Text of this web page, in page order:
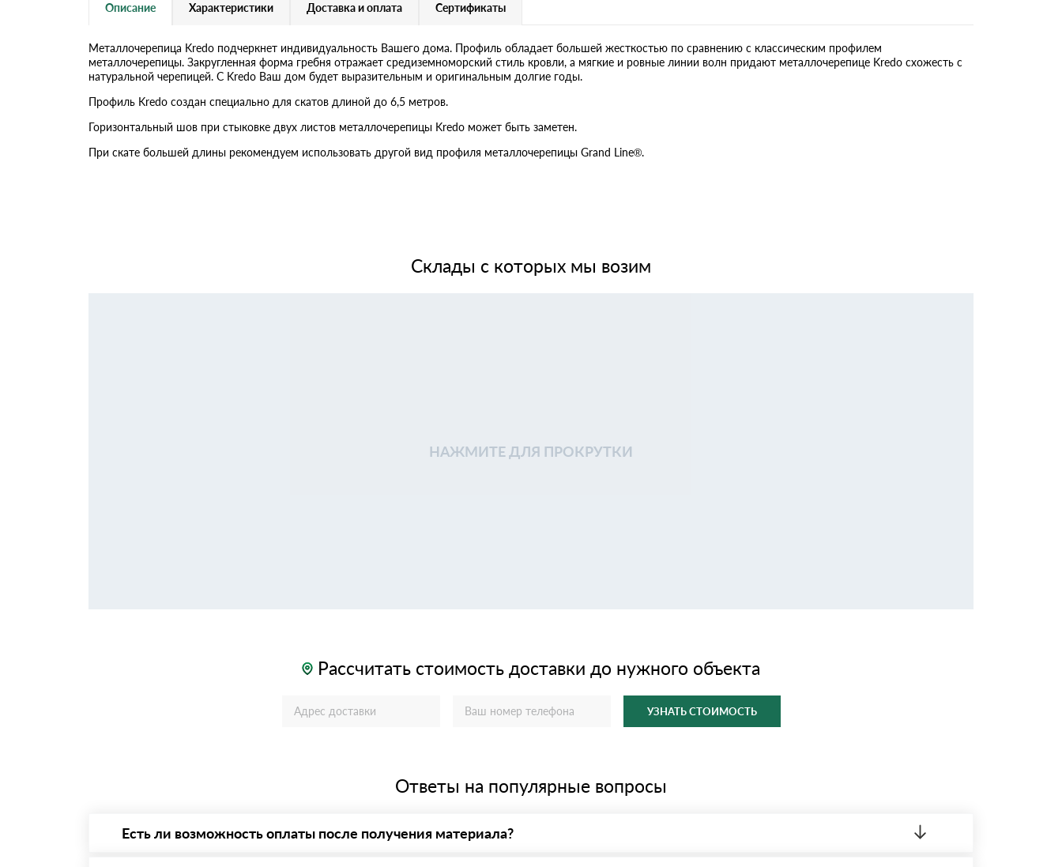
RAL 6019 RAL 9003 RAL 9006
RR 23
RR 33
Описание Характеристики Доставка и оплата Сертификаты
Металлочерепица Kredo подчеркнет индивидуальность Вашего дома. Профиль обладает большей жесткостью по сравнению с классическим профилем
металлочерепицы. Закругленная форма гребня отражает средиземноморский стиль кровли, а мягкие и ровные линии волн придают металлочерепице Kredo схожесть с
натуральной черепицей. С Kredo Ваш дом будет выразительным и оригинальным долгие годы.
Профиль Kredo создан специально для скатов длиной до 6,5 метров.
Горизонтальный шов при стыковке двух листов металлочерепицы Kredo может быть заметен.
При скате большей длины рекомендуем использовать другой вид профиля металлочерепицы Grand Line®.
Склады с которых мы возим
НАЖМИТЕ ДЛЯ ПРОКРУТКИ
Рассчитать стоимость доставки до нужного объекта
УЗНАТЬ СТОИМОСТЬ
Ответы на популярные вопросы
Есть ли возможность оплаты после получения материала?